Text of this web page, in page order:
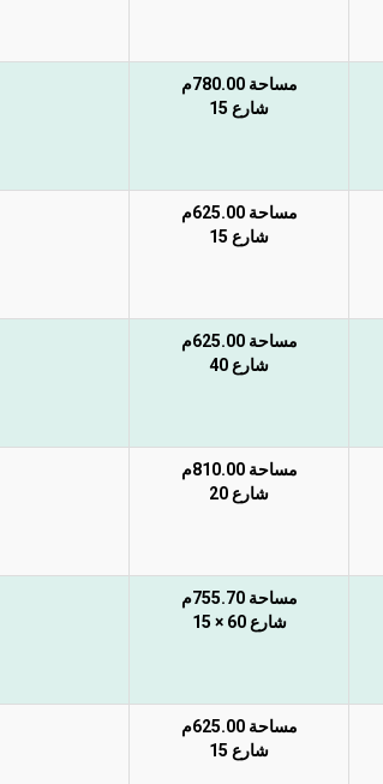
مساحة 780.00م
شارع 15
مساحة 625.00م
شارع 15
مساحة 625.00م
شارع 40
مساحة 810.00م
شارع 20
مساحة 755.70م
شارع 60 × 15
مساحة 625.00م
شارع 15